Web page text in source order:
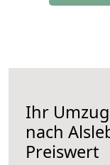
Ihr
nach
Preiswert